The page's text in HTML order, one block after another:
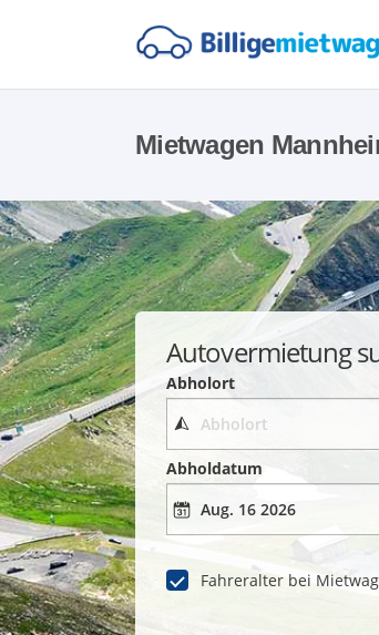
Mietwagen
Autovermietung
Abholort
Abholdatum
Fahreralter bei